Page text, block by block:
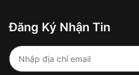
Từ khóa SEO:
Đăng Ký Nhận Tin